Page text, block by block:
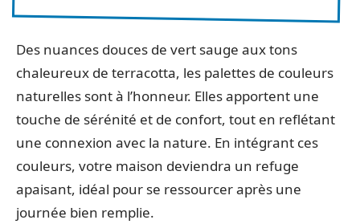
Des nuances douces de vert sauge aux tons
chaleureux de terracotta, les palettes de couleurs
naturelles sont à l’honneur. Elles apportent une
touche de sérénité et de confort, tout en reflétant
une connexion avec la nature. En intégrant ces
couleurs, votre maison deviendra un refuge
apaisant, idéal pour se ressourcer après une
journée bien remplie.